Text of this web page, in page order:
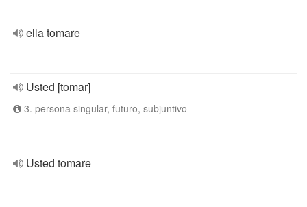
ella tomare
Usted [tomar]
3. persona singular, futuro, subjuntivo
Usted tomare